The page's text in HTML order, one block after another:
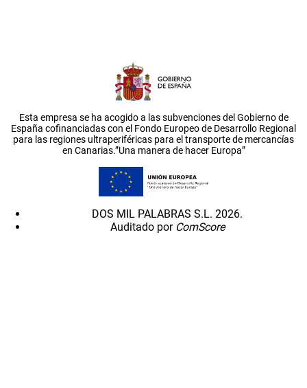
Esta empresa se ha acogido a las subvenciones del Gobierno de
España cofinanciadas con el Fondo Europeo de Desarrollo Regional
para las regiones ultraperiféricas para el transporte de mercancías
en Canarias.”Una manera de hacer Europa”
DOS MIL PALABRAS S.L. 2026.
Auditado por ComScore